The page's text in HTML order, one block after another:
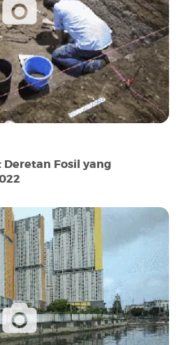
Fosil yang